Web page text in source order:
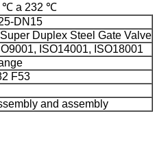
℃ a 232 ℃
DN15
Duplex Steel Gate Valve
ISO14001, ISO18001
F53
and assembly